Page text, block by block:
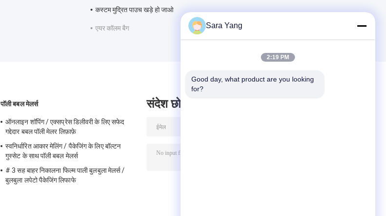
कस्टम मुद्रित पाउच खड़े हो जाओ
एयर कॉलम बैग
पॉली बबल मेलर्स
ऑनलाइन शॉपिंग / एक्सप्रेस डिलीवरी के लिए सफेद
गद्देदार बबल पॉली मेलर लिफ़ाफ़े
स्वनिर्धारित आकार मेलिंग / पैकेजिंग के लिए बॉल्टन
गुस्सेट के साथ पॉली बबल मेलर्स
# 3 सह बाहर निकालना फिल्म पाली बुलबुला मेलर्स /
बुलबुला लपेटो पैकेजिंग लिफाफे
संदेश छोड़ दो
Sara Yang
2:19 PM
Good day, what product are you looking
for?